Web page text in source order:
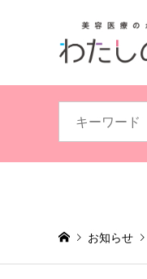
お知らせ